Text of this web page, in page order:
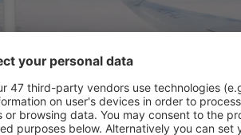
Belvedere Hotel and Golf